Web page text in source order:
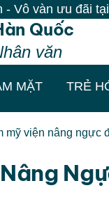
ưu đãi tại Bệnh
Quốc
văn
MẶT TRẺ
mỹ viện nâng ngực